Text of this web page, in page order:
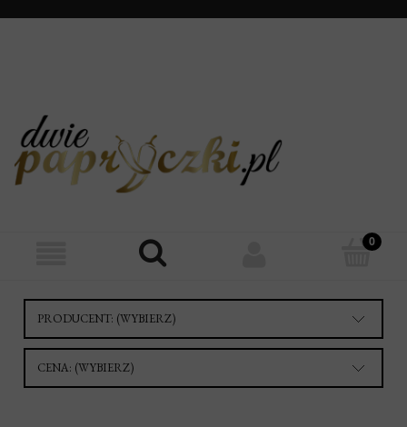
PRODUCENT: (WYBIERZ)
CENA: (WYBIERZ)